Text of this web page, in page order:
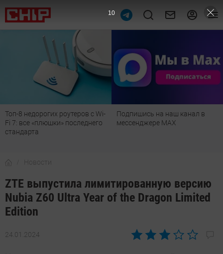
Топ-8 недорогих роутеров с Wi-
Fi 7: все «плюшки» последнего
стандарта
Подпишись на наш канал в
мессенджере МАХ
Новости
ZTE выпустила лимитированную версию
Nubia Z60 Ultra Year of the Dragon Limited
Edition
24.01.2024
Автор:
9